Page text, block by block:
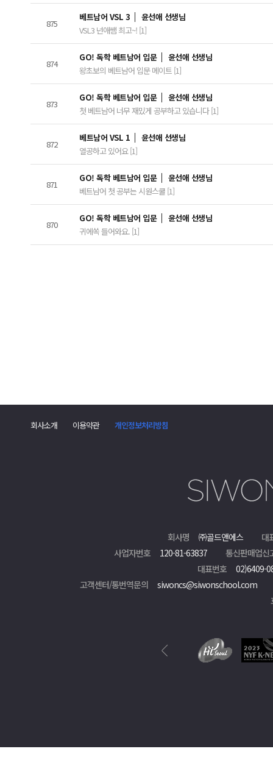
글
875
베트남어 VSL 3
윤선애 선생님
VSL3 넌애쌤 최고~! [1]
874
GO! 독학 베트남어 입문
윤선애 선생님
왕초보의 베트남어 입문 메이트 [1]
873
GO! 독학 베트남어 입문
윤선애 선생님
첫 베트남어 너무 재밌게 공부하고 있습니다 [1]
872
베트남어 VSL 1
윤선애 선생님
열공하고 있어요 [1]
871
GO! 독학 베트남어 입문
윤선애 선생님
베트남어 첫 공부는 시원스쿨 [1]
870
GO! 독학 베트남어 입문
윤선애 선생님
귀에쏙 들어와요. [1]
회사소개 이용약관 개인정보처리방침
회사명 ㈜골드앤에스
대
사업자번호
120-81-63837
통신판매업신
대표번호
02)6409-
고객센터/통번역문의
siwoncs@siwonschool.com